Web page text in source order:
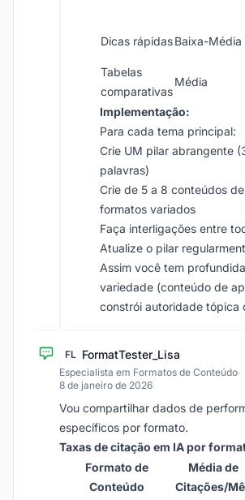
Dicas rápidasBaixa-Média
Tabelas
comparativas
Média
Implementação:
Para cada tema principal:
Crie UM pilar abrangente
palavras)
Crie de 5 a 8 conteúdos
formatos variados
Faça interligações entre
Atualize o pilar
Assim você tem
variedade (conteúdo de
constrói autoridade tópica
FL FormatTester_Lisa
Especialista em Formatos de Conteúdo·
8 de janeiro de 2026
Vou compartilhar dados de
específicos por formato.
Taxas de citação em IA por
Formato de
Conteúdo
Média de
Citações/